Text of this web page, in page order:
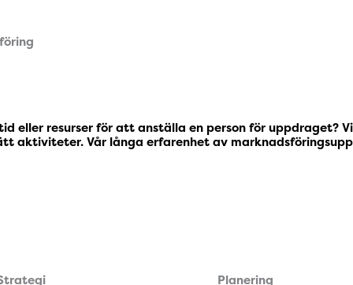
eller resurser för att anställa en person för uppdraget?
aktiviteter. Vår långa erfarenhet av
Planering